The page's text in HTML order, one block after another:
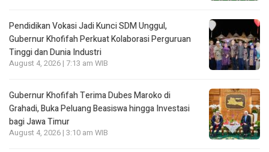
Pendidikan Vokasi Jadi Kunci SDM Unggul,
Gubernur Khofifah Perkuat Kolaborasi Perguruan
Tinggi dan Dunia Industri
August 4, 2026 | 7:13 am WIB
Gubernur Khofifah Terima Dubes Maroko di
Grahadi, Buka Peluang Beasiswa hingga Investasi
bagi Jawa Timur
August 4, 2026 | 3:10 am WIB